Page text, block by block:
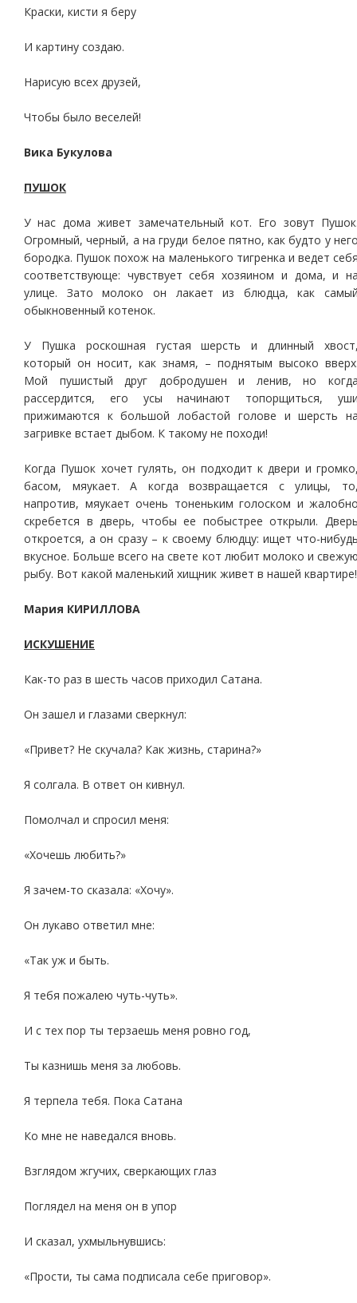
Краски, кисти я беру
И картину создаю.
Нарисую всех друзей,
Чтобы было веселей!
Вика Букулова
ПУШОК
У нас дома живет замечательный кот. Его зовут
Огромный, черный, а на груди белое пятно, как будто у
бородка. Пушок похож на маленького тигренка и ведет
соответствующе: чувствует себя хозяином и дома, и
улице. Зато молоко он лакает из блюдца, как
обыкновенный котенок.
У Пушка роскошная густая шерсть и длинный
который он носит, как знамя, – поднятым высоко
Мой пушистый друг добродушен и ленив, но
рассердится, его усы начинают топорщиться,
прижимаются к большой лобастой голове и шерсть
загривке встает дыбом. К такому не походи!
Когда Пушок хочет гулять, он подходит к двери и
басом, мяукает. А когда возвращается с улицы,
напротив, мяукает очень тоненьким голоском и
скребется в дверь, чтобы ее побыстрее открыли.
откроется, а он сразу – к своему блюдцу: ищет что-
вкусное. Больше всего на свете кот любит молоко и
рыбу. Вот какой маленький хищник живет в нашей квартире!
Мария КИРИЛЛОВА
ИСКУШЕНИЕ
Как-то раз в шесть часов приходил Сатана.
Он зашел и глазами сверкнул:
«Привет? Не скучала? Как жизнь, старина?»
Я солгала. В ответ он кивнул.
Помолчал и спросил меня:
«Хочешь любить?»
Я зачем-то сказала: «Хочу».
Он лукаво ответил мне:
«Так уж и быть.
Я тебя пожалею чуть-чуть».
И с тех пор ты терзаешь меня ровно год,
Ты казнишь меня за любовь.
Я терпела тебя. Пока Сатана
Ко мне не наведался вновь.
Взглядом жгучих, сверкающих глаз
Поглядел на меня он в упор
И сказал, ухмыльнувшись:
«Прости, ты сама подписала себе приговор».